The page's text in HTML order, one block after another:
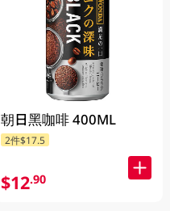
朝日黑咖啡 400ML
2件$17.5
$12.90